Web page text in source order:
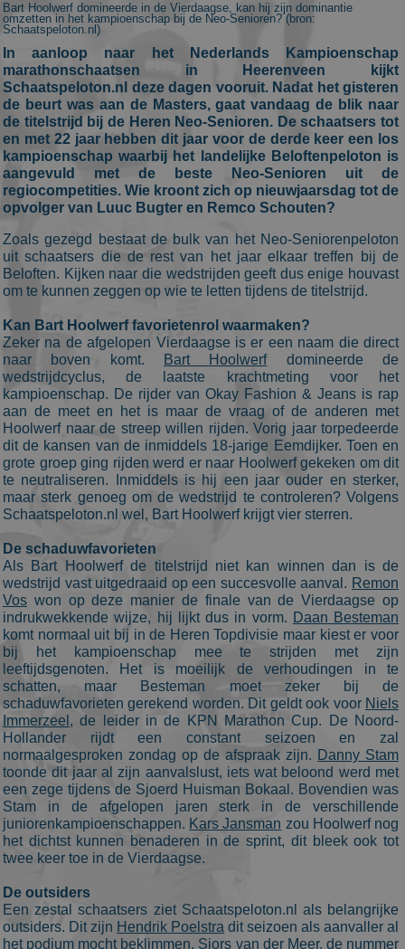
Bart Hoolwerf domineerde in de Vierdaagse, kan hij zijn dominantie
omzetten in het kampioenschap bij de Neo-Senioren? (bron:
Schaatspeloton.nl)
In aanloop naar het Nederlands Kampioenschap
marathonschaatsen in Heerenveen kijkt
Schaatspeloton.nl deze dagen vooruit. Nadat het gisteren
de beurt was aan de Masters, gaat vandaag de blik naar
de titelstrijd bij de Heren Neo-Senioren. De schaatsers tot
en met 22 jaar hebben dit jaar voor de derde keer een los
kampioenschap waarbij het landelijke Beloftenpeloton is
aangevuld met de beste Neo-Senioren uit de
regiocompetities. Wie kroont zich op nieuwjaarsdag tot de
opvolger van Luuc Bugter en Remco Schouten?
Zoals gezegd bestaat de bulk van het Neo-Seniorenpeloton
uit schaatsers die de rest van het jaar elkaar treffen bij de
Beloften. Kijken naar die wedstrijden geeft dus enige houvast
om te kunnen zeggen op wie te letten tijdens de titelstrijd.
Kan Bart Hoolwerf favorietenrol waarmaken?
Zeker na de afgelopen Vierdaagse is er een naam die direct
naar boven komt.
Bart Hoolwerfdomineerde de
wedstrijdcyclus, de laatste krachtmeting voor het
kampioenschap. De rijder van Okay Fashion & Jeans is rap
aan de meet en het is maar de vraag of de anderen met
Hoolwerf naar de streep willen rijden. Vorig jaar torpedeerde
dit de kansen van de inmiddels 18-jarige Eemdijker. Toen en
grote groep ging rijden werd er naar Hoolwerf gekeken om dit
te neutraliseren. Inmiddels is hij een jaar ouder en sterker,
maar sterk genoeg om de wedstrijd te controleren? Volgens
Schaatspeloton.nl wel, Bart Hoolwerf krijgt vier sterren.
De schaduwfavorieten
Als Bart Hoolwerf de titelstrijd niet kan winnen dan is de
wedstrijd vast uitgedraaid op een succesvolle aanval. Remon
Vos won op deze manier de finale van de Vierdaagse op
indrukwekkende wijze, hij lijkt dus in vorm. Daan Besteman
komt normaal uit bij in de Heren Topdivisie maar kiest er voor
bij het kampioenschap mee te strijden met zijn
leeftijdsgenoten. Het is moeilijk de verhoudingen in te
schatten, maar Besteman moet zeker bij de
schaduwfavorieten gerekend worden. Dit geldt ook voor Niels
Immerzeel , de leider in de KPN Marathon Cup. De Noord-
Hollander rijdt een constant seizoen en zal
normaalgesproken zondag op de afspraak zijn. Danny Stam
toonde dit jaar al zijn aanvalslust, iets wat beloond werd met
een zege tijdens de Sjoerd Huisman Bokaal. Bovendien was
Stam in de afgelopen jaren sterk in de verschillende
juniorenkampioenschappen. Kars Jansman zou Hoolwerf nog
het dichtst kunnen benaderen in de sprint, dit bleek ook tot
twee keer toe in de Vierdaagse.
De outsiders
Een zestal schaatsers ziet Schaatspeloton.nl als belangrijke
outsiders. Dit zijn Hendrik Poelstra dit seizoen als aanvaller al
het podium mocht beklimmen. Sjors van der Meer, de nummer